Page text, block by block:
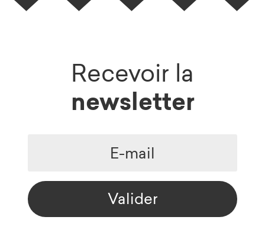
Recevoir la
newsletter
Valider